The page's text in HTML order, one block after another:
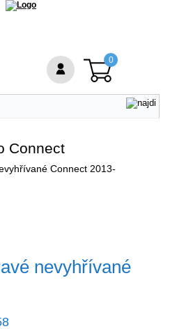
Connect
Connect 2013-
nevyhřívané
0